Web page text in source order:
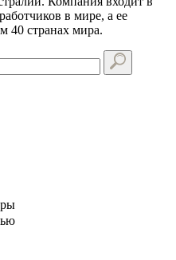
в мире, а ее
40 странах мира.